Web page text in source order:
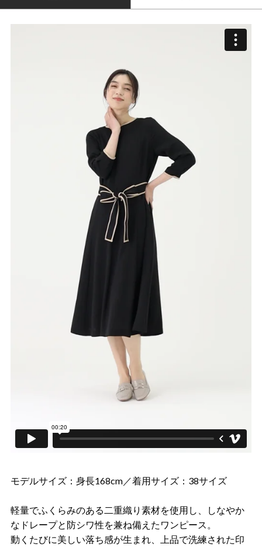
モデルサイズ：身長168cm／着用サイズ：38サイズ
軽量でふくらみのある二重織り素材を使用し、しなやか
なドレープと防シワ性を兼ね備えたワンピース。
動くたびに美しい落ち感が生まれ、上品で洗練された印